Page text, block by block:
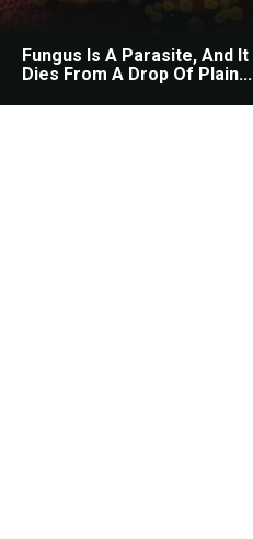
Fungus Is A Parasite, And It
Dies From A Drop Of Plain...